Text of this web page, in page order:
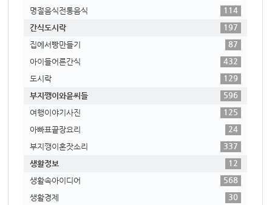
명절음식전통음식
114
간식도시락
197
집에서빵만들기
87
아이들어른간식
432
도시락
129
부지깽이와윤씨들
596
여행이야기사진
125
아빠표끝장요리
24
부지깽이혼잣소리
337
생활정보
12
생활속아이디어
568
생활경제
30